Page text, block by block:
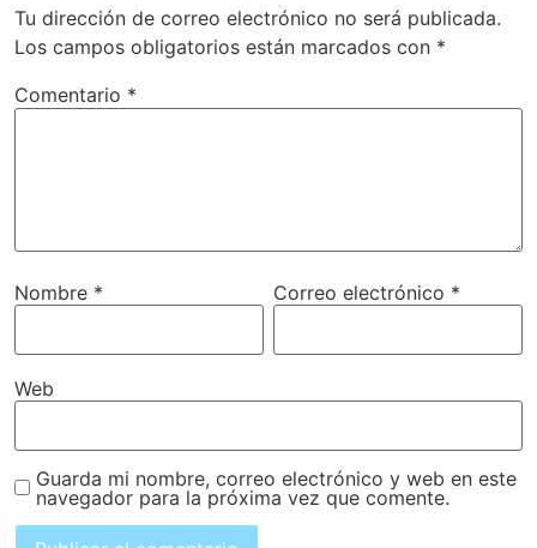
Tu dirección de correo electrónico no será publicada.
Los campos obligatorios están marcados con *
Comentario *
Nombre * Correo electrónico *
Web
Guarda mi nombre, correo electrónico y web en este
navegador para la próxima vez que comente.